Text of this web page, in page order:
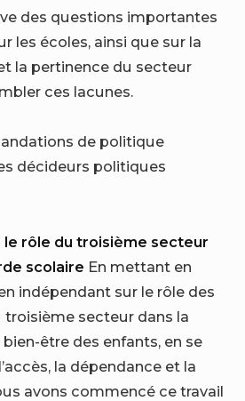
des questions importantes
les écoles, ainsi que sur la
la pertinence du secteur
ces lacunes.
de politique
décideurs politiques
le rôle du troisième secteur
scolaire En mettant en
indépendant sur le rôle des
secteur dans la
être des enfants, en se
la dépendance et la
avons commencé ce travail